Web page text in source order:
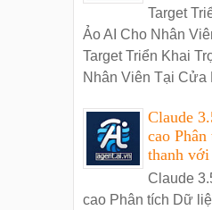
Target
Ảo AI Cho Nhân
Target Triển Khai
Nhân Viên Tại Cửa
Claude
cao
thanh
Claude
cao Phân tích Dữ